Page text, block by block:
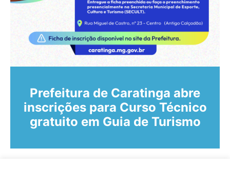
Prefeitura de Caratinga abre
inscrições para Curso Técnico
gratuito em Guia de Turismo